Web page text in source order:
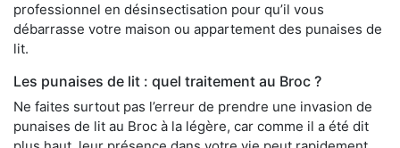
professionnel en désinsectisation pour qu’il vous
débarrasse votre maison ou appartement des punaises de
lit.
Les punaises de lit : quel traitement au Broc ?
Ne faites surtout pas l’erreur de prendre une invasion de
punaises de lit au Broc à la légère, car comme il a été dit